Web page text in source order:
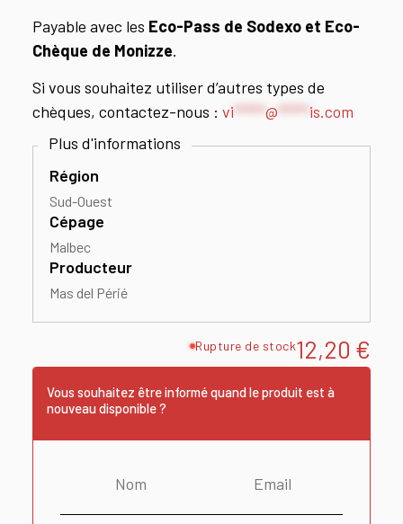
Payable avec les Eco-Pass de Sodexo et Eco-
Chèque de Monizze.
Si vous souhaitez utiliser d’autres types de
chèques, contactez-nous : vi *****@ ***** is.com
Région
Sud-Ouest
Cépage
Malbec
Producteur
Mas del Périé
12,20 €
Rupture de stock
Vous souhaitez être informé quand le produit est à
nouveau disponible ?